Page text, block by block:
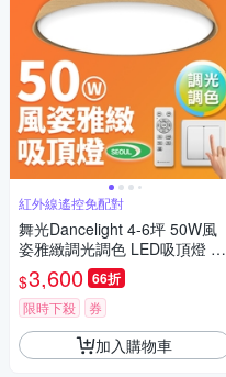
紅外線遙控免配對
舞光Dancelight 4-6坪 50W風
姿雅緻調光調色 LED吸頂燈 實
木外框 遙控/壁切(梧桐木紋/樟
木紋)
$3,600 66折
限時下殺 券
加入購物車